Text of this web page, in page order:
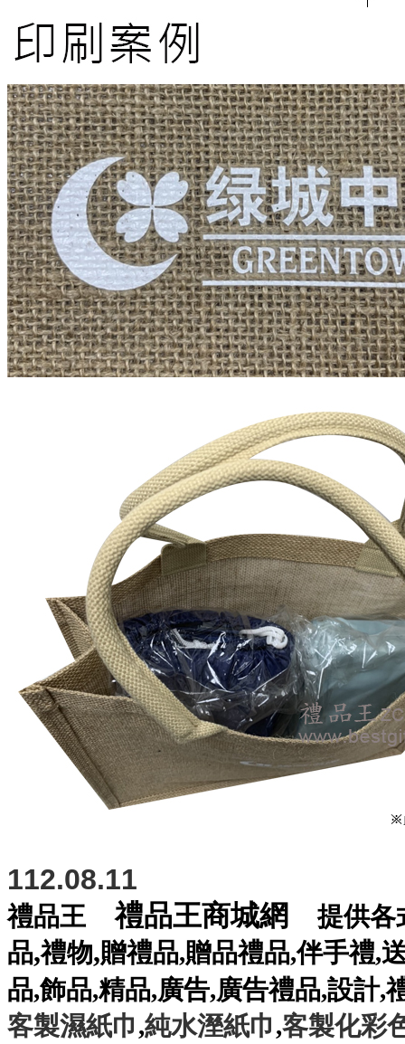
112.08.11
禮品王 禮品王商城網
提供各
品,禮物,贈禮品,贈品禮品,伴手禮,
品,飾品,精品,廣告,廣告禮品,設計,
客製濕紙巾,純水溼紙巾,客製化彩